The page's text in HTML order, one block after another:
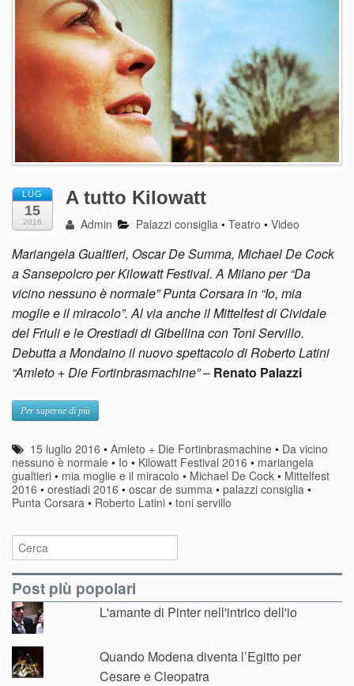
LUG
15
2016
A tutto Kilowatt
Admin Palazzi consiglia •Teatro •Video
Mariangela Gualtieri, Oscar De Summa, Michael De Cock
a Sansepolcro per Kilowatt Festival. A Milano per “Da
vicino nessuno è normale” Punta Corsara in “Io, mia
moglie e il miracolo”. Al via anche il Mittelfest di Cividale
del Friuli e le Orestiadi di Gibellina con Toni Servillo.
Debutta a Mondaino il nuovo spettacolo di Roberto Latini
“Amleto + Die Fortinbrasmachine”– Renato Palazzi
Per saperne di più
15 luglio 2016 •Amleto + Die Fortinbrasmachine • Da vicino
nessuno è normale • Io • Kilowatt Festival 2016 • mariangela
gualtieri • mia moglie e il miracolo • Michael De Cock • Mittelfest
2016 • orestiadi 2016 • oscar de summa • palazzi consiglia •
Punta Corsara • Roberto Latini • toni servillo
Post più popolari
L'amante di Pinter nell'intrico dell'io
Quando Modena diventa l’Egitto per
Cesare e Cleopatra